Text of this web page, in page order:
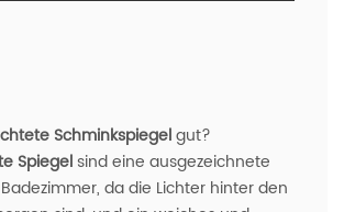
Schminkspiegelgut?
Spiegelsind eine ausgezeichnete
da die Lichter hinter den